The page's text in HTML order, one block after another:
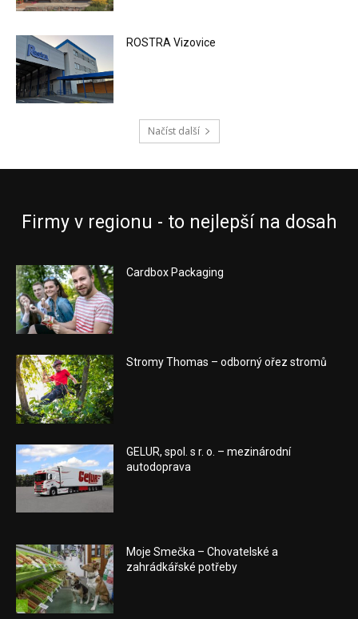
ROSTRA Vizovice
Načíst další
Firmy v regionu - to nejlepší na dosah
Cardbox Packaging
Stromy Thomas – odborný ořez stromů
GELUR, spol. s r. o. – mezinárodní
autodoprava
Moje Smečka – Chovatelské a
zahrádkářské potřeby